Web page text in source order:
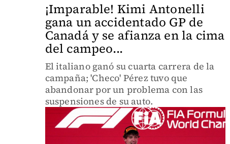
¡Imparable! Kimi Antonelli
gana un accidentado GP de
Canadá y se afianza en la cima
del campeo...
El italiano ganó su cuarta carrera de la
campaña; 'Checo' Pérez tuvo que
abandonar por un problema con las
suspensiones de su auto.